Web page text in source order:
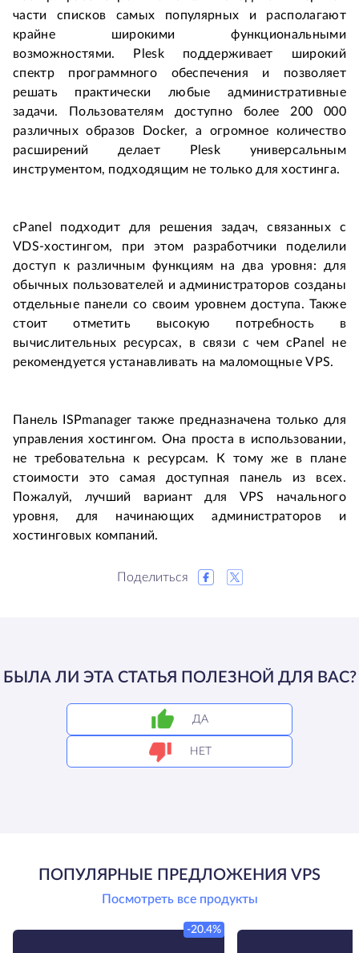
части списков самых популярных и располагают
крайне широкими функциональными
возможностями. Plesk поддерживает широкий
спектр программного обеспечения и позволяет
решать практически любые административные
задачи. Пользователям доступно более 200 000
различных образов Docker, а огромное количество
расширений делает Plesk универсальным
инструментом, подходящим не только для хостинга.
cPanel подходит для решения задач, связанных с
VDS-хостингом, при этом разработчики поделили
доступ к различным функциям на два уровня: для
обычных пользователей и администраторов созданы
отдельные панели со своим уровнем доступа. Также
стоит отметить высокую потребность в
вычислительных ресурсах, в связи с чем cPanel не
рекомендуется устанавливать на маломощные VPS.
Панель ISPmanager также предназначена только для
управления хостингом. Она проста в использовании,
не требовательна к ресурсам. К тому же в плане
стоимости это самая доступная панель из всех.
Пожалуй, лучший вариант для VPS начального
уровня, для начинающих администраторов и
хостинговых компаний.
Поделиться
БЫЛА ЛИ ЭТА СТАТЬЯ ПОЛЕЗНОЙ ДЛЯ ВАС?
ДА
НЕТ
ПОПУЛЯРНЫЕ ПРЕДЛОЖЕНИЯ VPS
Посмотреть все продукты
-20.4%